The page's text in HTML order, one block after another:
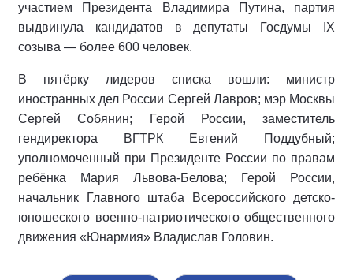
участием Президента Владимира Путина, партия
выдвинула кандидатов в депутаты Госдумы IX
созыва — более 600 человек.
В пятёрку лидеров списка вошли: министр
иностранных дел России Сергей Лавров; мэр Москвы
Сергей Собянин; Герой России, заместитель
гендиректора ВГТРК Евгений Поддубный;
уполномоченный при Президенте России по правам
ребёнка Мария Львова-Белова; Герой России,
начальник Главного штаба Всероссийского детско-
юношеского военно-патриотического общественного
движения «Юнармия» Владислав Головин.